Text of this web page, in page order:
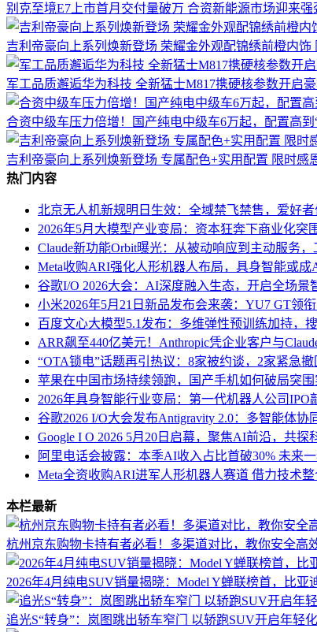
别克至境E7上市首月交付量破万 合资新能源市场迎来强
吉利帝豪向上系列焕新登场 荣耀金外观配锦绣前橙内饰
军工品质邂逅华为科技 全新猛士M817携硬核参数开启
合资中级车压力倍增！国产纯电中级车6万起，配置高到
吉利帝豪向上系列焕新登场 专属配色+实用配置 限时感
热门内容
北京无人机新规明日生效：全域禁飞禁售，爱好
2026年5月大模型产业变局：资本狂奔下商业化突
Claude新功能Orbit曝光：从被动响应到主动服务
Meta收购ARI强化人形机器人布局，具身智能或成
谷歌I/O 2026大会：AI深度融入生态，开启全场景
小米2026年5月21日新品发布会来袭：YU7 GT领
百度文心大模型5.1发布：多维弹性预训练加持，
ARR飙至440亿美元！Anthropic凭企业客户与
“OTA锁电”话题再引热议：8家被约谈，2家紧急撤
苹果在中国市场持续领跑，国产手机如何破局突围
2026年具身智能行业变局：第一代机器人公司IPO
谷歌2026 I/O大会发布Antigravity 2.0：多智能体
Google I O 2026 5月20日启幕，聚焦AI前沿，共探
阿里电话会披露：本季AI收入占比首破30% 未来
Meta全资收购ARI进军人形机器人赛道 借力技术
本栏最新
杭州京东购物卡持有者必看！多渠道对比，教你安全高
2026年4月纯电SUV销量揭晓：Model Y蝉联榜首，比亚
追光S“转身”：岚图跳出轿车窄门 以轿跑SUV开启年轻